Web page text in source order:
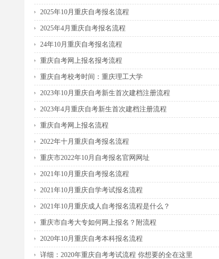
2025年10月重庆自考报名流程
2025年4月重庆自考报名流程
24年10月重庆自考报名流程
重庆自考网上报名报考流程
重庆自考校考时间：重庆理工大学
2023年10月重庆自考新生首次建档注册流程
2023年4月重庆自考新生首次建档注册流程
重庆自考网上报名流程
2022年十月重庆自考报名流程
重庆市2022年10月自考报名官网网址
2021年10月重庆自考报名流程
2021年10月重庆自学考试报名流程
2021年10月重庆成人自考报名流程是什么？
重庆市自考大专如何网上报名？附流程
2020年10月重庆自考本科报名流程
详细：2020年重庆自考考试流程 你想要的全在这里